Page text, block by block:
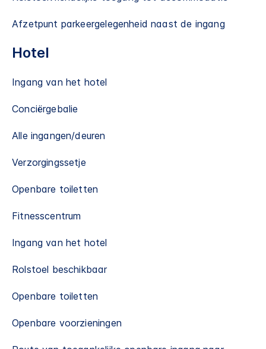
Afzetpunt parkeergelegenheid naast de ingang
Hotel
Ingang van het hotel
Conciërgebalie
Alle ingangen/deuren
Verzorgingssetje
Openbare toiletten
Fitnesscentrum
Ingang van het hotel
Rolstoel beschikbaar
Openbare toiletten
Openbare voorzieningen